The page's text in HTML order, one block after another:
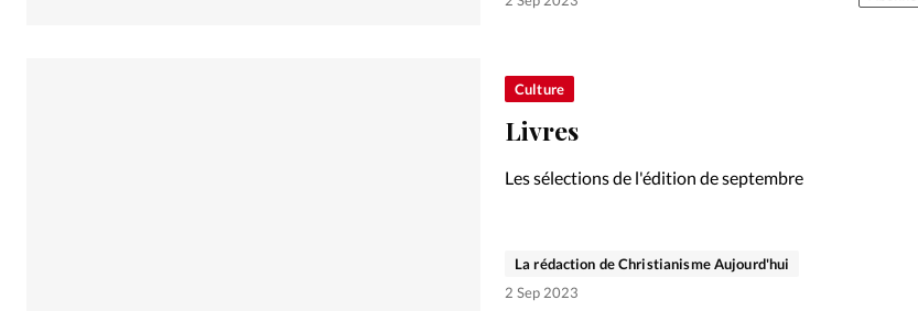
Culture
Livres
Les sélections de l'édition de septembre
La rédaction de Christianisme Aujourd'hui
2 Sep 2023